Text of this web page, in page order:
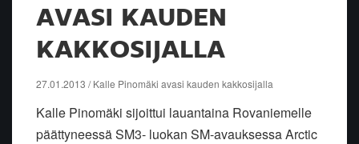
AVASI KAUDEN
KAKKOSIJALLA
27.01.2013 / Kalle Pinomäki avasi kauden kakkosijalla
Kalle Pinomäki sijoittui lauantaina Rovaniemelle
päättyneessä SM3- luokan SM-avauksessa Arctic